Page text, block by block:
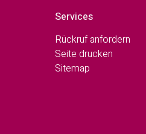
Services
Rückruf anfordern
Seite drucken
Sitemap